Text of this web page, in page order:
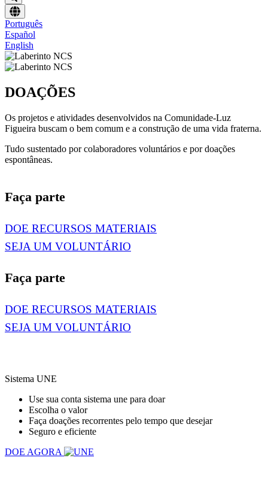
Escolha
um
idioma
Português
Español
English
DOAÇÕES
Os projetos e atividades desenvolvidos na Comunidade-Luz
Figueira buscam o bem comum e a construção de uma vida fraterna.
Tudo sustentado por colaboradores voluntários e por doações
espontâneas.
Faça parte
DOE RECURSOS MATERIAIS
SEJA UM VOLUNTÁRIO
Faça parte
DOE RECURSOS MATERIAIS
SEJA UM VOLUNTÁRIO
Sistema UNE
Use sua conta sistema une para doar
Escolha o valor
Faça doações recorrentes pelo tempo que desejar
Seguro e eficiente
DOE AGORA